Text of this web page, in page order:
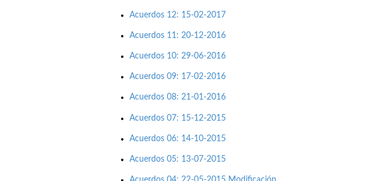
Acuerdos 12: 15-02-2017
Acuerdos 11: 20-12-2016
Acuerdos 10: 29-06-2016
Acuerdos 09: 17-02-2016
Acuerdos 08: 21-01-2016
Acuerdos 07: 15-12-2015
Acuerdos 06: 14-10-2015
Acuerdos 05: 13-07-2015